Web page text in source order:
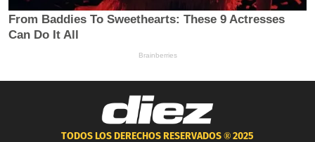
TODOS LOS DERECHOS RESERVADOS ®2025